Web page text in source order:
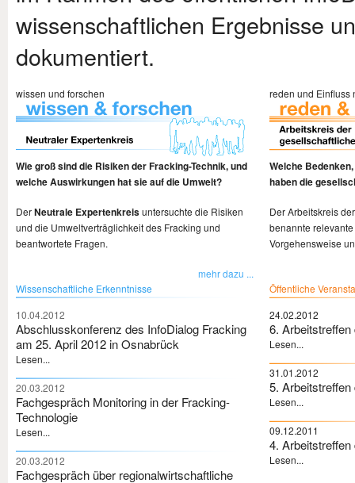
wissenschaftlichen Ergebnisse
dokumentiert.
wissen und forschen
Wie groß sind die Risiken der Fracking-Technik, und
welche Auswirkungen hat sie auf die Umwelt?
DerNeutrale Expertenkreisuntersuchte die Risiken
und die Umweltverträglichkeit des Fracking und
beantwortete Fragen.
mehr dazu ...
reden und Einfluss
Welche
haben die
Der Arbeitskreis
benannte
Vorgehensweise
Wissenschaftliche Erkenntnisse
10.04.2012
Abschlusskonferenz des InfoDialog Fracking
am 25. April 2012 in Osnabrück
Lesen...
20.03.2012
Fachgespräch Monitoring in der Fracking-
Technologie
Lesen...
20.03.2012
Fachgespräch über regionalwirtschaftliche
Öffentliche
24.02.2012
6.
Lesen...
31.01.2012
5.
Lesen...
09.12.2011
4.
Lesen...